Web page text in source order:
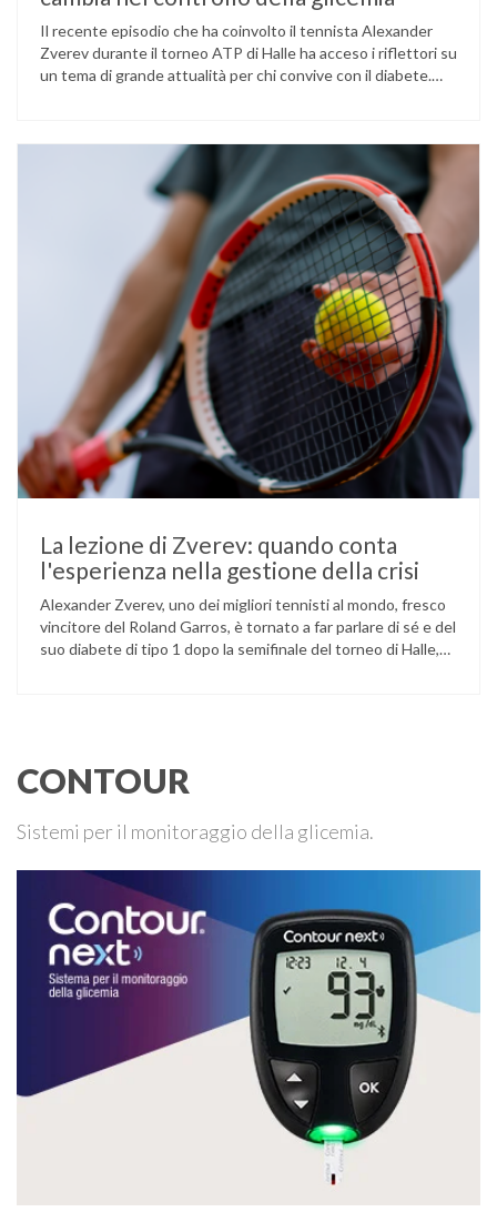
Il recente episodio che ha coinvolto il tennista Alexander
Zverev durante il torneo ATP di Halle ha acceso i riflettori su
un tema di grande attualità per chi convive con il diabete.
glucosio lo aveva portato …
La lezione di Zverev: quando conta
l'esperienza nella gestione della crisi
Alexander Zverev, uno dei migliori tennisti al mondo, fresco
vincitore del Roland Garros, è tornato a far parlare di sé e del
suo diabete di tipo 1 dopo la semifinale del torneo di Halle,
CONTOUR
Sistemi per il monitoraggio della glicemia.